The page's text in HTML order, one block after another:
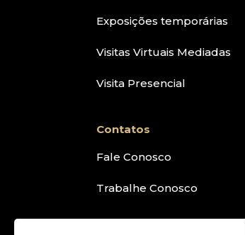
Exposições temporárias
Visitas Virtuais Mediadas
Visita Presencial
Contatos
Fale Conosco
Trabalhe Conosco